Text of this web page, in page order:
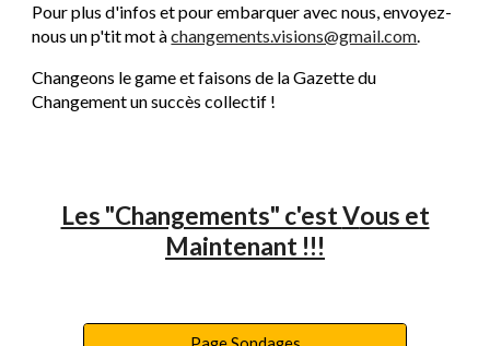
Pour plus d'infos et pour embarquer avec nous, envoyez-
nous un p'tit mot àchangements.visions@gmail.com.
Changeons le game et faisons de la Gazette du
Changement un succès collectif !
Les "Changements" c'estVous et
Maintenant !!!